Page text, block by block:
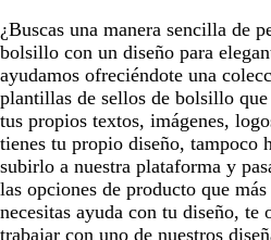
¿Buscas una manera sencilla de
bolsillo con un diseño para
ayudamos ofreciéndote una
plantillas de sellos de bolsillo
tus propios textos, imágenes,
tienes tu propio diseño, tampoco
subirlo a nuestra plataforma y
las opciones de producto que
necesitas ayuda con tu diseño, te
trabajar con uno de nuestros